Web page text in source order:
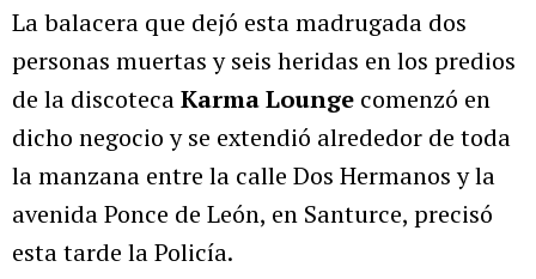
La balacera que dejó esta madrugada dos
personas muertas y seis heridas en los predios
de la discotecaKarma Lounge comenzó en
dicho negocio y se extendió alrededor de toda
la manzana entre la calle Dos Hermanos y la
avenida Ponce de León, en Santurce, precisó
esta tarde la Policía.